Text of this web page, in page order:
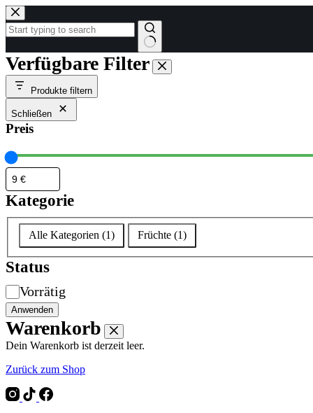
Zum
Inhalt
springen
Keine
Ergebnisse
Verfügbare Filter
Produkte filtern
Schließen
Preis
Kategorie
Kategorie
Alle Kategorien (1) Früchte (1)
Status
Verfügbarkeit
Vorrätig
Anwenden
Warenkorb
Dein Warenkorb ist derzeit leer.
Zurück zum Shop